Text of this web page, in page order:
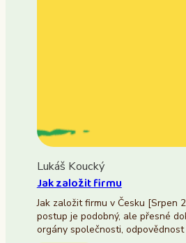
Lukáš Koucký
Jak založit firmu
Jak založit firmu v Česku [Srpen
postup je podobný, ale přesné
orgány společnosti,